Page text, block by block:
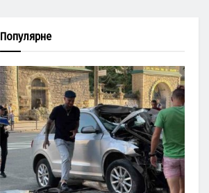
Популярне